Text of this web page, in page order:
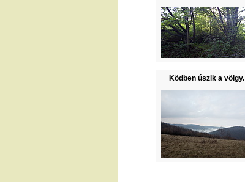
Ködben úszik a völgy.